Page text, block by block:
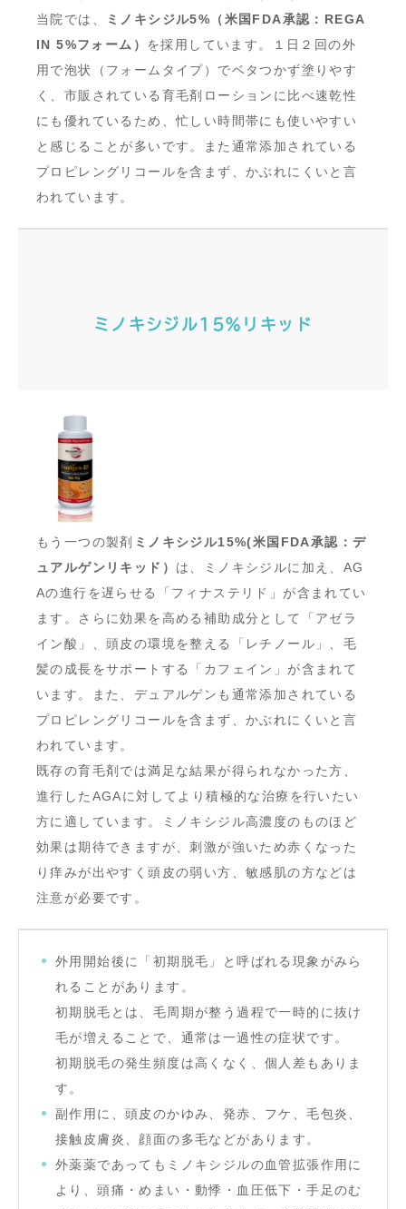
当院では、
ミノキシジル5%（米国FDA承認：REGA
IN 5%フォーム） を採用しています。１日２回の外
用で泡状（フォームタイプ）でベタつかず塗りやす
く、市販されている育毛剤ローションに比べ速乾性
にも優れているため、忙しい時間帯にも使いやすい
と感じることが多いです。また通常添加されている
プロピレングリコールを含まず、かぶれにくいと言
われています。
ミノキシジル15％リキッド
もう一つの製剤 ミノキシジル15%(米国FDA承認：デ
ュアルゲンリキッド） は、ミノキシジルに加え、AG
Aの進行を遅らせる「フィナステリド」が含まれてい
ます。さらに効果を高める補助成分として「アゼラ
イン酸」、頭皮の環境を整える「レチノール」、毛
髪の成長をサポートする「カフェイン」が含まれて
います。また、デュアルゲンも通常添加されている
プロピレングリコールを含まず、かぶれにくいと言
われています。
既存の育毛剤では満足な結果が得られなかった方、
進行したAGAに対してより積極的な治療を行いたい
方に適しています。ミノキシジル高濃度のものほど
効果は期待できますが、刺激が強いため赤くなった
り痒みが出やすく頭皮の弱い方、敏感肌の方などは
注意が必要です。
外用開始後に「初期脱毛」と呼ばれる現象がみら
れることがあります。
初期脱毛とは、毛周期が整う過程で一時的に抜け
毛が増えることで、通常は一過性の症状です。
初期脱毛の発生頻度は高くなく、個人差もありま
す。
副作用に、頭皮のかゆみ、発赤、フケ、毛包炎、
接触皮膚炎、顔面の多毛などがあります。
外薬薬であってもミノキシジルの血管拡張作用に
より、頭痛・めまい・動悸・血圧低下・手足のむ